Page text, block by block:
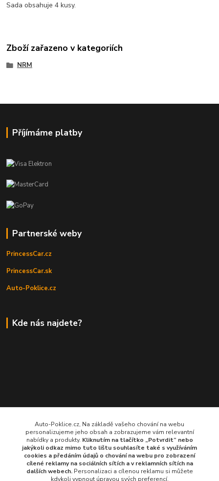
Sada obsahuje 4 kusy.
Zboží zařazeno v kategoriích
NRM
Příjímáme platby
Partnerské weby
PrincessCar.cz
PrincessCar.sk
Auto-Poklice.cz
Kde nás najdete?
Auto-Poklice.cz, Na základě vašeho chování na webu
personalizujeme jeho obsah a zobrazujeme vám relevantní
nabídky a produkty. Kliknutím na tlačítko „Potvrdit“ nebo
jakýkoli odkaz mimo tuto lištu souhlasíte také s využíváním
cookies a předáním údajů o chování na webu pro zobrazení
cílené reklamy na sociálních sítích a v reklamních sítíchna
dalších webech.Personalizaci a cílenou reklamu si můžete
kdykoli vypnout úpravou svých preferencí.